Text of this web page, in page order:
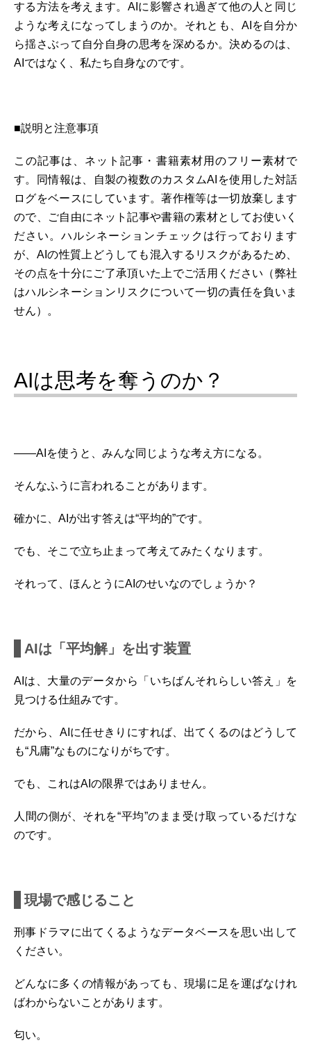
する方法を考えます。AIに影響され過ぎて他の人と同じ
ような考えになってしまうのか。それとも、AIを自分か
ら揺さぶって自分自身の思考を深めるか。決めるのは、
AIではなく、私たち自身なのです。
■説明と注意事項
この記事は、ネット記事・書籍素材用のフリー素材で
す。同情報は、自製の複数のカスタムAIを使用した対話
ログをベースにしています。著作権等は一切放棄します
ので、ご自由にネット記事や書籍の素材としてお使いく
ださい。ハルシネーションチェックは行っております
が、AIの性質上どうしても混入するリスクがあるため、
その点を十分にご了承頂いた上でご活用ください（弊社
はハルシネーションリスクについて一切の責任を負いま
せん）。
AIは思考を奪うのか？
――AIを使うと、みんな同じような考え方になる。
そんなふうに言われることがあります。
確かに、AIが出す答えは“平均的”です。
でも、そこで立ち止まって考えてみたくなります。
それって、ほんとうにAIのせいなのでしょうか？
AIは「平均解」を出す装置
AIは、大量のデータから「いちばんそれらしい答え」を
見つける仕組みです。
だから、AIに任せきりにすれば、出てくるのはどうして
も“凡庸”なものになりがちです。
でも、これはAIの限界ではありません。
人間の側が、それを“平均”のまま受け取っているだけな
のです。
現場で感じること
刑事ドラマに出てくるようなデータベースを思い出して
ください。
どんなに多くの情報があっても、現場に足を運ばなけれ
ばわからないことがあります。
匂い。